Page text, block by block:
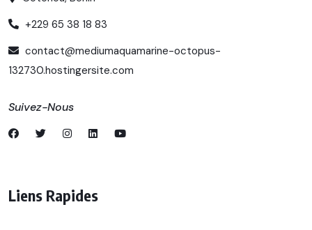
+229 65 38 18 83
contact@mediumaquamarine-octopus-
132730.hostingersite.com
Suivez-Nous
Liens Rapides